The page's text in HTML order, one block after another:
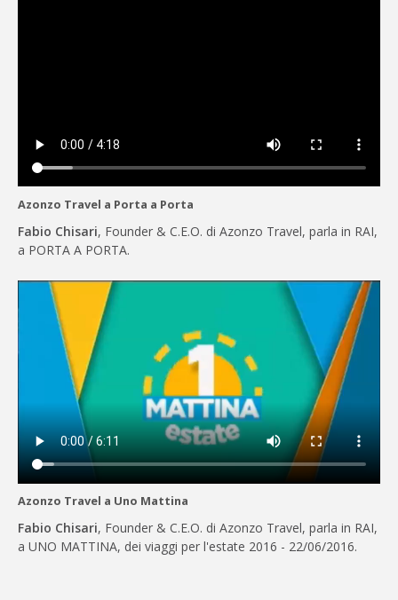
Azonzo Travel a Porta a Porta
Fabio Chisari, Founder & C.E.O. di Azonzo Travel, parla in RAI,
a PORTA A PORTA.
Azonzo Travel a Uno Mattina
Fabio Chisari, Founder & C.E.O. di Azonzo Travel, parla in RAI,
a UNO MATTINA, dei viaggi per l'estate 2016 - 22/06/2016.